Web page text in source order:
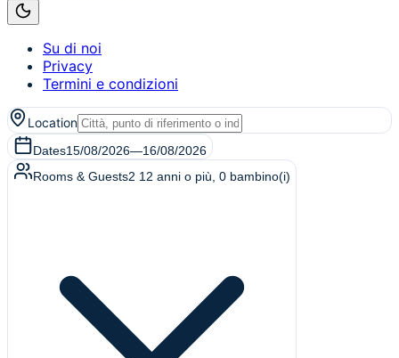
Su di noi
Privacy
Termini e condizioni
Location
Dates15/08/2026—16/08/2026
Rooms & Guests2 12 anni o più 0 bambino(i)